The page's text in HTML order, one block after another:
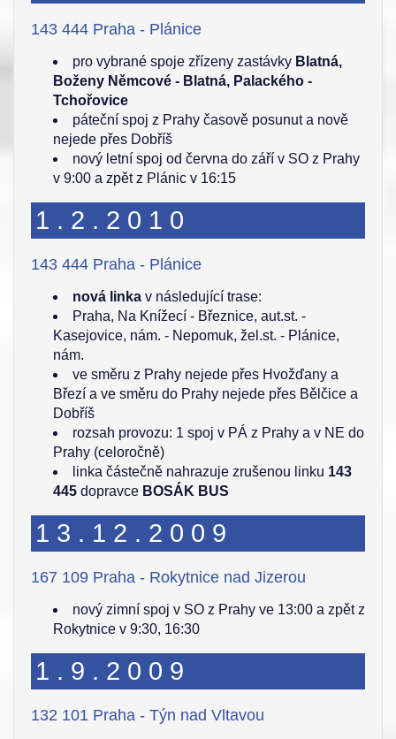
143 444 Praha - Plánice
pro vybrané spoje zřízeny zastávky Blatná,
Boženy Němcové - Blatná, Palackého -
Tchořovice
páteční spoj z Prahy časově posunut a nově
nejede přes Dobříš
nový letní spoj od června do září v SO z Prahy
v 9:00 a zpět z Plánic v 16:15
1.2.2010
143 444 Praha - Plánice
nová linka v následující trase:
Praha, Na Knížecí - Březnice, aut.st. -
Kasejovice, nám. - Nepomuk, žel.st. - Plánice,
nám.
ve směru z Prahy nejede přes Hvožďany a
Březí a ve směru do Prahy nejede přes Bělčice a
Dobříš
rozsah provozu: 1 spoj v PÁ z Prahy a v NE do
Prahy (celoročně)
linka částečně nahrazuje zrušenou linku 143
445 dopravce BOSÁK BUS
13.12.2009
167 109 Praha - Rokytnice nad Jizerou
nový zimní spoj v SO z Prahy ve 13:00 a zpět z
Rokytnice v 9:30, 16:30
1.9.2009
132 101 Praha - Týn nad Vltavou